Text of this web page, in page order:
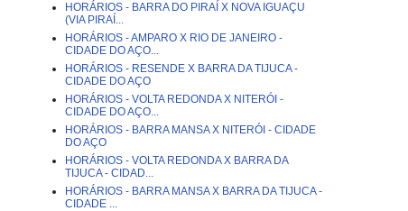
HORÁRIOS - BARRA DO PIRAÍ X NOVA IGUAÇU
(VIA PIRAÍ...
HORÁRIOS - AMPARO X RIO DE JANEIRO -
CIDADE DO AÇO...
HORÁRIOS - RESENDE X BARRA DA TIJUCA -
CIDADE DO AÇO
HORÁRIOS - VOLTA REDONDA X NITERÓI -
CIDADE DO AÇO...
HORÁRIOS - BARRA MANSA X NITERÓI - CIDADE
DO AÇO
HORÁRIOS - VOLTA REDONDA X BARRA DA
TIJUCA - CIDAD...
HORÁRIOS - BARRA MANSA X BARRA DA TIJUCA -
CIDADE ...